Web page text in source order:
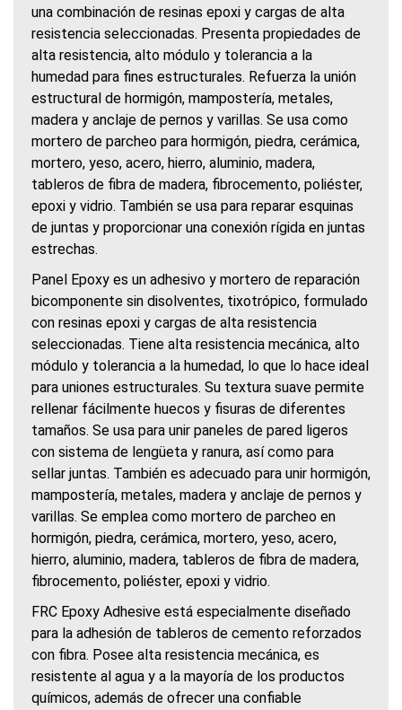
una combinación de resinas epoxi y cargas de alta
resistencia seleccionadas. Presenta propiedades de
alta resistencia, alto módulo y tolerancia a la
humedad para fines estructurales. Refuerza la unión
estructural de hormigón, mampostería, metales,
madera y anclaje de pernos y varillas. Se usa como
mortero de parcheo para hormigón, piedra, cerámica,
mortero, yeso, acero, hierro, aluminio, madera,
tableros de fibra de madera, fibrocemento, poliéster,
epoxi y vidrio. También se usa para reparar esquinas
de juntas y proporcionar una conexión rígida en juntas
estrechas.
Panel Epoxy es un adhesivo y mortero de reparación
bicomponente sin disolventes, tixotrópico, formulado
con resinas epoxi y cargas de alta resistencia
seleccionadas. Tiene alta resistencia mecánica, alto
módulo y tolerancia a la humedad, lo que lo hace ideal
para uniones estructurales. Su textura suave permite
rellenar fácilmente huecos y fisuras de diferentes
tamaños. Se usa para unir paneles de pared ligeros
con sistema de lengüeta y ranura, así como para
sellar juntas. También es adecuado para unir hormigón,
mampostería, metales, madera y anclaje de pernos y
varillas. Se emplea como mortero de parcheo en
hormigón, piedra, cerámica, mortero, yeso, acero,
hierro, aluminio, madera, tableros de fibra de madera,
fibrocemento, poliéster, epoxi y vidrio.
FRC Epoxy Adhesive está especialmente diseñado
para la adhesión de tableros de cemento reforzados
con fibra. Posee alta resistencia mecánica, es
resistente al agua y a la mayoría de los productos
químicos, además de ofrecer una confiable